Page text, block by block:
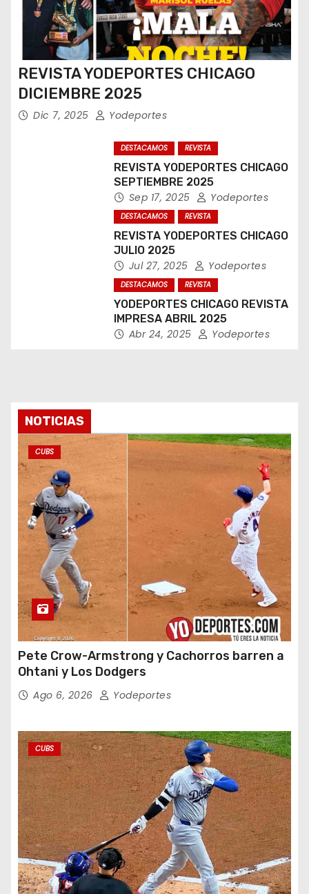
REVISTA YODEPORTES CHICAGO
DICIEMBRE 2025
Dic 7, 2025 Yodeportes
DESTACAMOS REVISTA
REVISTA YODEPORTES CHICAGO
SEPTIEMBRE 2025
Sep 17, 2025 Yodeportes
DESTACAMOS REVISTA
REVISTA YODEPORTES CHICAGO
JULIO 2025
Jul 27, 2025 Yodeportes
DESTACAMOS REVISTA
YODEPORTES CHICAGO REVISTA
IMPRESA ABRIL 2025
Abr 24, 2025 Yodeportes
NOTICIAS
CUBS
Pete Crow-Armstrong y Cachorros barren a
Ohtani y Los Dodgers
Ago 6, 2026 Yodeportes
CUBS